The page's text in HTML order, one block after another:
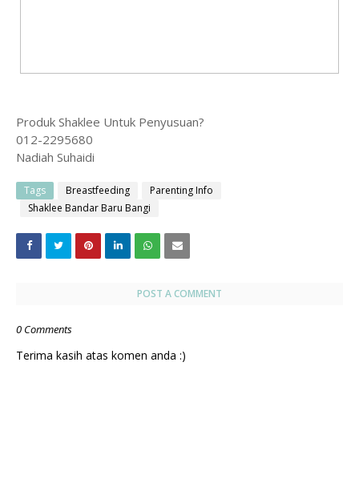
Produk Shaklee Untuk Penyusuan?
012-2295680
Nadiah Suhaidi
Tags Breastfeeding
Parenting Info
Shaklee Bandar Baru Bangi
POST A COMMENT
0 Comments
Terima kasih atas komen anda :)